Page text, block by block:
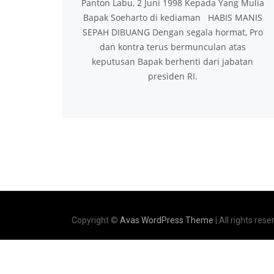
Panton Labu, 2 Juni 1998 Kepada Yang Mulia
Bapak Soeharto di kediaman HABIS MANIS
SEPAH DIBUANG Dengan segala hormat, Pro
dan kontra terus bermunculan atas
keputusan Bapak berhenti dari jabatan
presiden RI.
Copyright © Avas WordPress Theme | All rights